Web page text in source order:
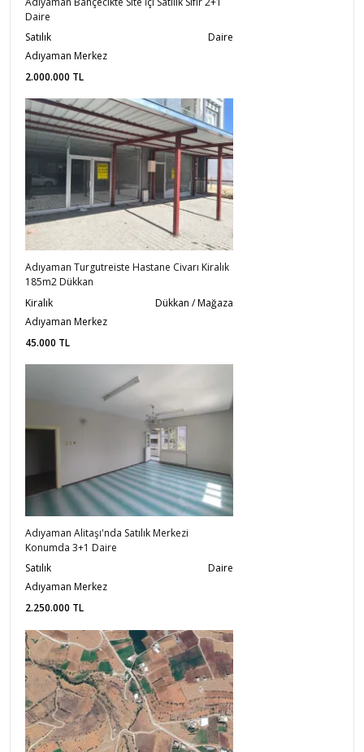
Daire
Satılık
Daire
Adıyaman Merkez
2.000.000 TL
Adıyaman Turgutreiste Hastane Civarı Kiralık
185m2 Dükkan
Kiralık
Dükkan / Mağaza
Adıyaman Merkez
45.000 TL
Adıyaman Alitaşı'nda Satılık Merkezi
Konumda 3+1 Daire
Satılık
Daire
Adıyaman Merkez
2.250.000 TL